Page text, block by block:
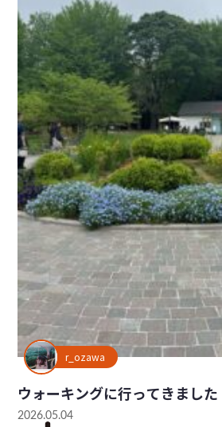
r_ozawa
ウォーキングに行ってきました
2026.05.04